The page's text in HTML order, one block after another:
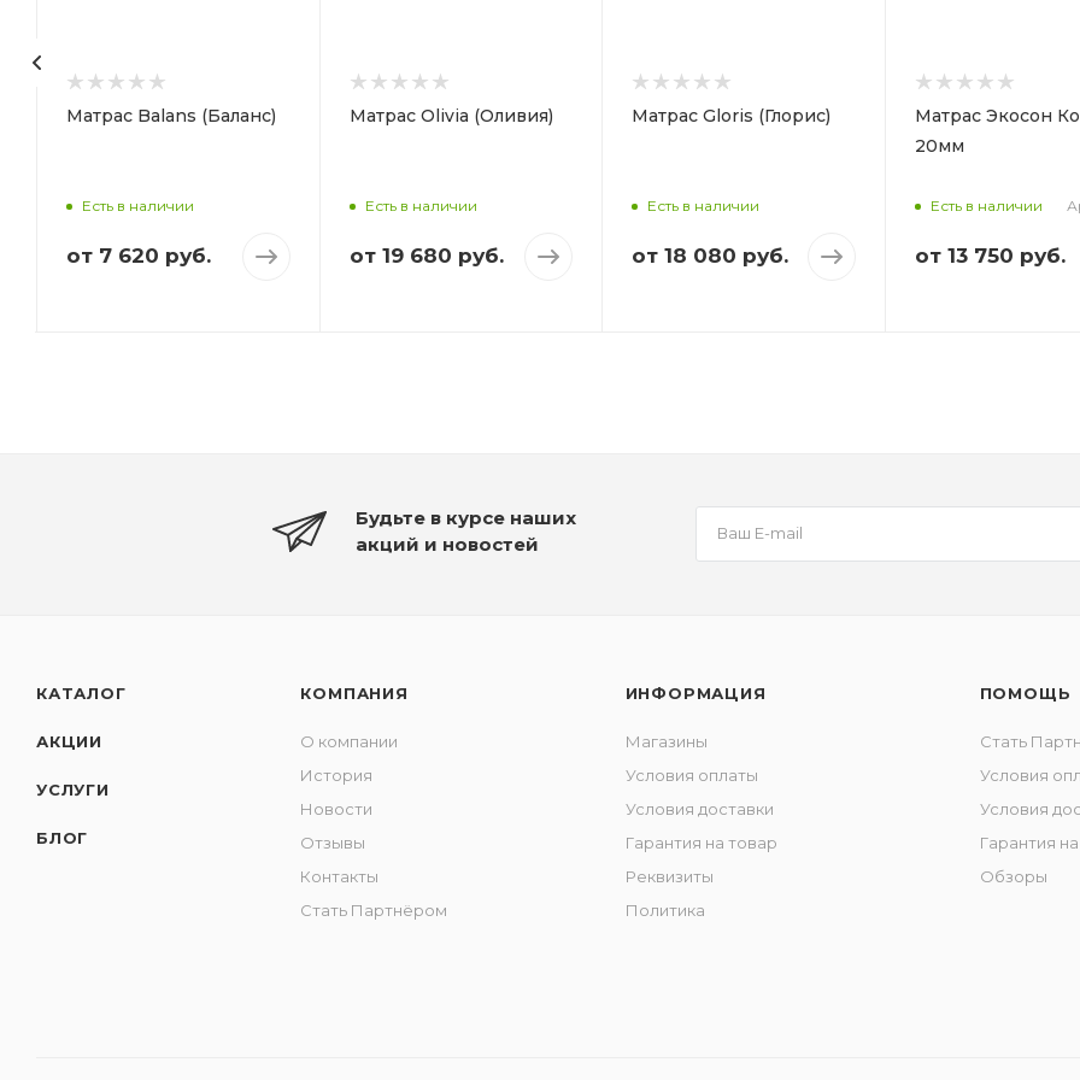
Матрас Balans (Баланс)
Есть в наличии
от 7 620 руб.
130
Высота, мм
Матрас Olivia (Оливия)
Есть в наличии
от 19 680 руб.
130
Высота, мм
Матрас Gloris (Глорис)
Есть в наличии
от18 080 руб.
120
Высота, мм
Матрас Экосон
20мм
Есть в наличии
от 13 750 руб.
Будьте в курсе наших
акций и новостей
КАТАЛОГ
АКЦИИ
УСЛУГИ
БЛОГ
КОМПАНИЯ
О компании
История
Новости
Отзывы
Контакты
Стать Партнёром
ИНФОРМАЦИЯ
Магазины
Условия оплаты
Условия доставки
Гарантия на товар
Реквизиты
Политика
ПОМОЩЬ
Стать
Условия
Условия
Гарантия
Обзоры